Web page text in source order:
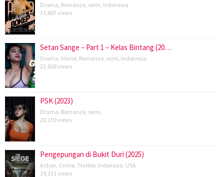
Drama Romance semi Indonesia
31,867 views
Setan Sange – Part 1 – Kelas Bintang (20…
Drama Horror, Romance semi Indonesia
23,568 views
PSK (2023)
Drama Romance semi
20,159 views
Pengepungan di Bukit Duri (2025)
Action Crime Thriller, Indonesia USA
19,131 views